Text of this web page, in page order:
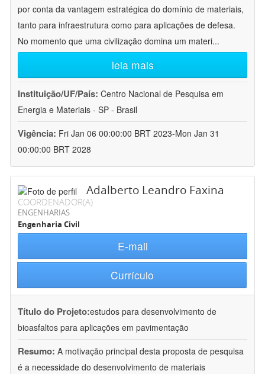
por conta da vantagem estratégica do domínio de materiais,
tanto para infraestrutura como para aplicações de defesa.
No momento que uma civilização domina um materi...
leia mais
Instituição/UF/País: Centro Nacional de Pesquisa em
Energia e Materiais - SP - Brasil
Vigência: Fri Jan 06 00:00:00 BRT 2023-Mon Jan 31
00:00:00 BRT 2028
Adalberto Leandro Faxina
COORDENADOR(A)
ENGENHARIAS
Engenharia Civil
E-mail
Currículo
Título do Projeto:estudos para desenvolvimento de
bioasfaltos para aplicações em pavimentação
Resumo: A motivação principal desta proposta de pesquisa
é a necessidade do desenvolvimento de materiais